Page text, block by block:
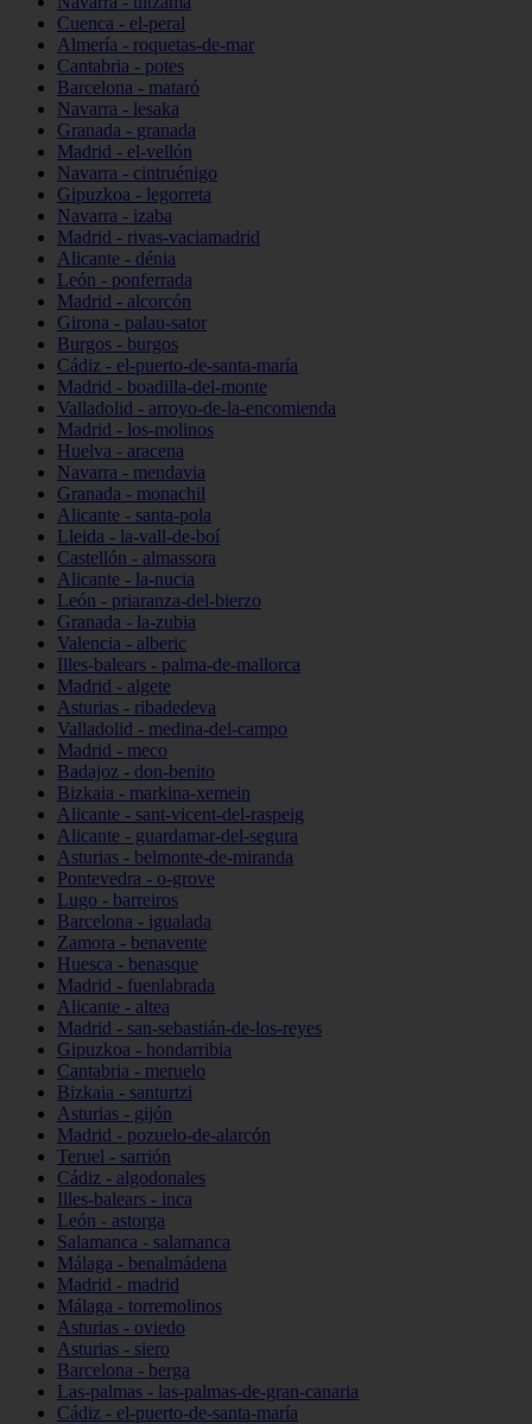
Cuenca - el-peral
Almería - roquetas-de-mar
Cantabria - potes
Barcelona - mataró
Navarra - lesaka
Granada - granada
Madrid - el-vellón
Navarra - cintruénigo
Gipuzkoa - legorreta
Navarra - izaba
Madrid - rivas-vaciamadrid
Alicante - dénia
León - ponferrada
Madrid - alcorcón
Girona - palau-sator
Burgos - burgos
Cádiz - el-puerto-de-santa-maría
Madrid - boadilla-del-monte
Valladolid - arroyo-de-la-encomienda
Madrid - los-molinos
Huelva - aracena
Navarra - mendavia
Granada - monachil
Alicante - santa-pola
Lleida - la-vall-de-boí
Castellón - almassora
Alicante - la-nucia
León - priaranza-del-bierzo
Granada - la-zubia
Valencia - alberic
Illes-balears - palma-de-mallorca
Madrid - algete
Asturias - ribadedeva
Valladolid - medina-del-campo
Madrid - meco
Badajoz - don-benito
Bizkaia - markina-xemein
Alicante - sant-vicent-del-raspeig
Alicante - guardamar-del-segura
Asturias - belmonte-de-miranda
Pontevedra - o-grove
Lugo - barreiros
Barcelona - igualada
Zamora - benavente
Huesca - benasque
Madrid - fuenlabrada
Alicante - altea
Madrid - san-sebastián-de-los-reyes
Gipuzkoa - hondarribia
Cantabria - meruelo
Bizkaia - santurtzi
Asturias - gijón
Madrid - pozuelo-de-alarcón
Teruel - sarrión
Cádiz - algodonales
Illes-balears - inca
León - astorga
Salamanca - salamanca
Málaga - benalmádena
Madrid - madrid
Málaga - torremolinos
Asturias - oviedo
Asturias - siero
Barcelona - berga
Las-palmas - las-palmas-de-gran-canaria
Cádiz - el-puerto-de-santa-maría